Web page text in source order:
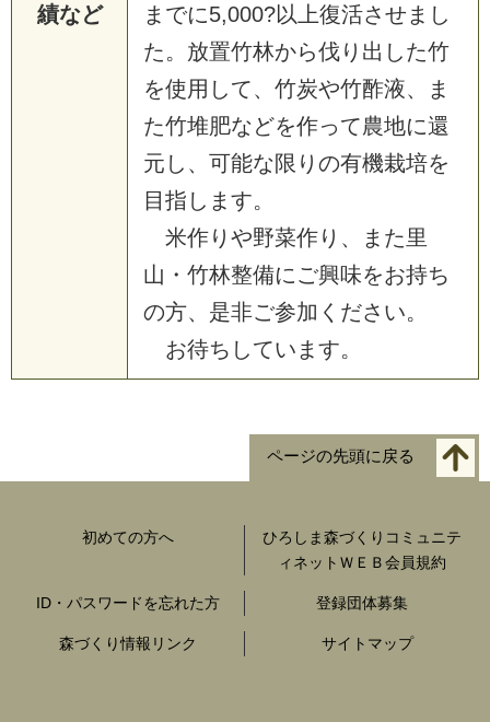
績など
までに5,000?以上復活させまし
た。放置竹林から伐り出した竹
を使用して、竹炭や竹酢液、ま
た竹堆肥などを作って農地に還
元し、可能な限りの有機栽培を
目指します。
米作りや野菜作り、また里
山・竹林整備にご興味をお持ち
の方、是非ご参加ください。
お待ちしています。
ページの先頭に戻る
初めての方へ
ひろしま森づくりコミュニテ
ィネットＷＥＢ会員規約
ID・パスワードを忘れた方 登録団体募集
森づくり情報リンク サイトマップ